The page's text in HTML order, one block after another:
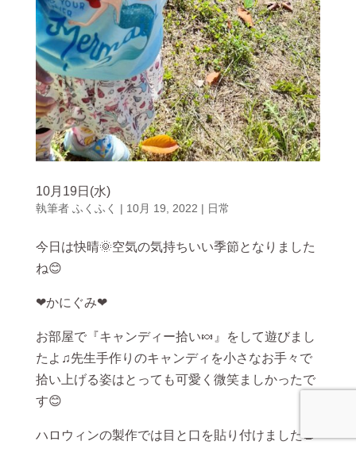
10月19日(水)
執筆者 ふくふく | 10月 19, 2022 | 日常
今日は快晴🌞空気の気持ちいい季節となりました
ね😊
❤かにぐみ❤
お部屋で『キャンディー拾い🍬』をして遊びまし
たよ♫先生手作りのキャンディを小さなお手々で
拾い上げる姿はとっても可愛く微笑ましかったで
す😊
ハロウィンの製作では目と口を貼り付けました🎃